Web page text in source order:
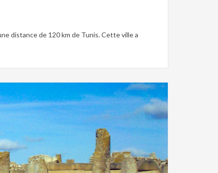
distance de 120 km de Tunis. Cette ville a